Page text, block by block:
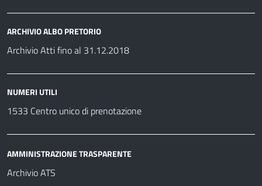
ARCHIVIO ALBO PRETORIO
Archivio Atti fino al 31.12.2018
NUMERI UTILI
1533 Centro unico di prenotazione
AMMINISTRAZIONE TRASPARENTE
Archivio ATS